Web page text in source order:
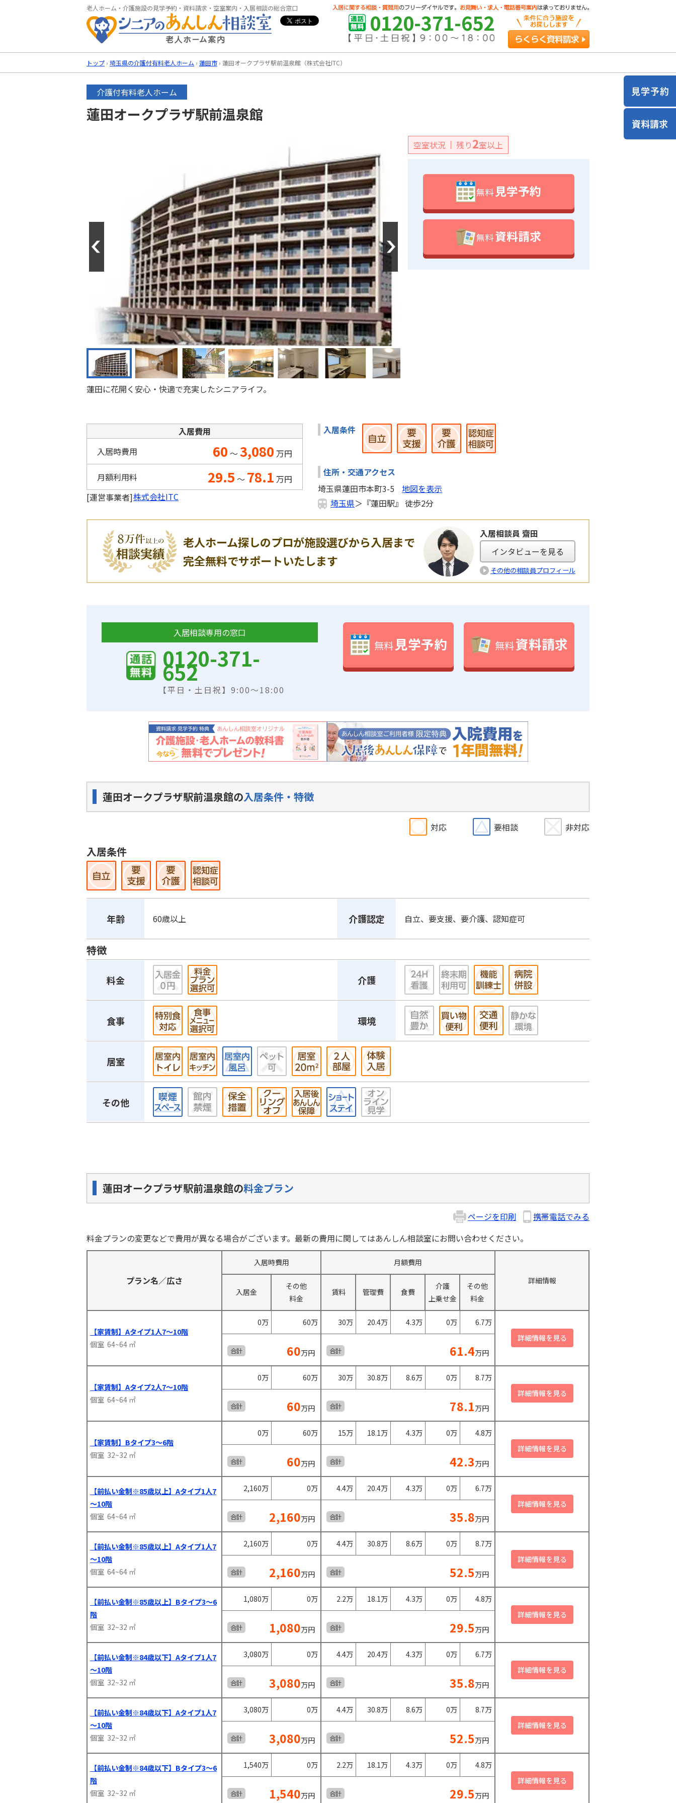
老人ホーム・介護施設の見学予約・資料請求・空室案内・入居相談の総合窓口
0120-371-652
トップ › 埼玉県の介護付有料老人ホーム › 蓮田市 › 蓮田オークプラザ駅前温泉館（株式会社ITC）
介護付有料老人ホーム
蓮田オークプラザ駅前温泉館
Previous
空室状況 残り2室以上
無料見学予約
無料資料請求
蓮田に花開く安心・快適で充実したシニアライフ。
入居費用
入居時費用
60 ～ 3,080 万円
月額利用料
29.5 ～ 78.1 万円
[運営事業者]株式会社ITC
入居条件
住所・交通アクセス
埼玉県蓮田市本町3-5
地図を表示
埼玉県＞『蓮田駅』 徒歩2分
老人ホーム探しのプロが施設選びから入居まで
完全無料でサポートいたします
入居相談員 齋田
インタビューを見る
その他の相談員プロフィール
入居相談専用の窓口
0120-371-
652
【平日・土日祝】9:00～18:00
無料 見学予約 無料資料請求
蓮田オークプラザ駅前温泉館の入居条件・特徴
対応 要相談 非対応
入居条件
年齢 60歳以上 介護認定 自立、要支援、要介護、認知症可
特徴
料金 介護
食事 環境
居室
その他
蓮田オークプラザ駅前温泉館の料金プラン
ページを印刷
携帯電話でみる
料金プランの変更などで費用が異なる場合がございます。最新の費用に関してはあんしん相談室にお問い合わせください。
プラン名／広さ
入居時費用
月額費用
詳細情報
入居金
その他
料金
賃料 管理費 食費
介護
上乗せ金
その他
料金
【家賃制】Aタイプ1人7～10階
個室 64~64 ㎡
0万 60万 30万 20.4万 4.3万 0万 6.7万
合計 60万円 合計 61.4万円
【家賃制】Aタイプ2人7～10階
個室 64~64 ㎡
0万 60万 30万 30.8万 8.6万 0万 8.7万
合計 60万円 合計 78.1万円
【家賃制】Bタイプ3～6階
個室 32~32 ㎡
0万 60万 15万 18.1万 4.3万 0万 4.8万
合計 60万円 合計 42.3万円
【前払い金制※85歳以上】Aタイプ1人7
～10階
個室 64~64 ㎡
2,160万 0万 4.4万 20.4万 4.3万 0万 6.7万
合計 2,160万円 合計 35.8万円
【前払い金制※85歳以上】Aタイプ1人7
～10階
個室 64~64 ㎡
2,160万 0万 4.4万 30.8万 8.6万 0万 8.7万
合計 2,160万円 合計 52.5万円
【前払い金制※85歳以上】Bタイプ3～6
階
個室 32~32 ㎡
1,080万 0万 2.2万 18.1万 4.3万 0万 4.8万
合計 1,080万円 合計 29.5万円
【前払い金制※84歳以下】Aタイプ1人7
～10階
個室 32~32 ㎡
3,080万 0万 4.4万 20.4万 4.3万 0万 6.7万
合計 3,080万円 合計 35.8万円
【前払い金制※84歳以下】Aタイプ1人7
～10階
個室 32~32 ㎡
3,080万 0万 4.4万 30.8万 8.6万 0万 8.7万
合計 3,080万円 合計 52.5万円
【前払い金制※84歳以下】Bタイプ3～6
階
個室 32~32 ㎡
1,540万 0万 2.2万 18.1万 4.3万 0万 4.8万
合計 1,540万円 合計 29.5万円